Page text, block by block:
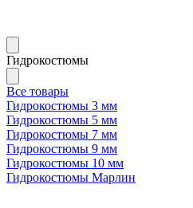
Гидрокостюмы
Все товары
Гидрокостюмы 3 мм
Гидрокостюмы 5 мм
Гидрокостюмы 7 мм
Гидрокостюмы 9 мм
Гидрокостюмы 10 мм
Гидрокостюмы Марлин